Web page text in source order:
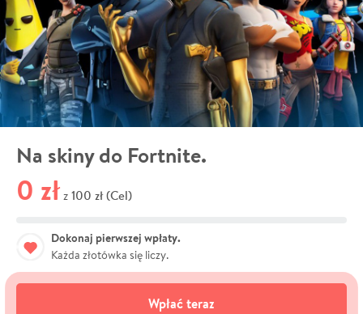
Na skiny do Fortnite.
0 zł z 100 zł (Cel)
Dokonaj pierwszej wpłaty.
Każda złotówka się liczy.
Wpłać teraz